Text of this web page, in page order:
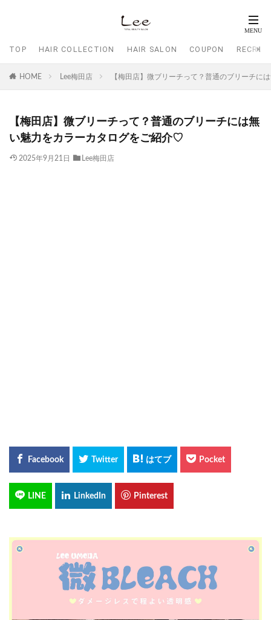
TOP HAIR COLLECTION HAIR SALON COUPON
HOME Lee梅田店 【梅田店】微ブリーチって？普通のブリーチに
【梅田店】微ブリーチって？普通のブリーチには無
い魅力をカラーカタログをご紹介♡
2025年9月21日 Lee梅田店